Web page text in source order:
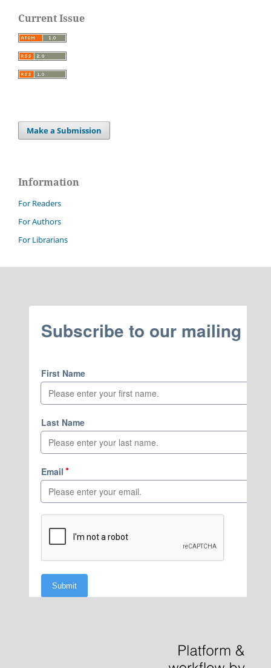
Current Issue
Make a Submission
Information
For Readers
For Authors
For Librarians